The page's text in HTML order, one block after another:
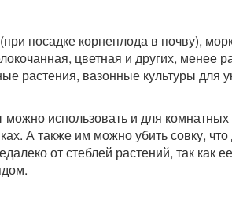
посадке корнеплода в почву),
цветная и других, менее
растения, вазонные культуры для
можно использовать и для
А также им можно убить совку,
от стеблей растений, так как